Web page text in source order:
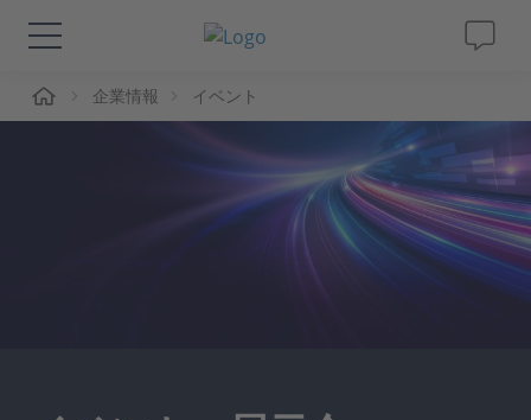
ソリューションと製品
企業情報 イベント